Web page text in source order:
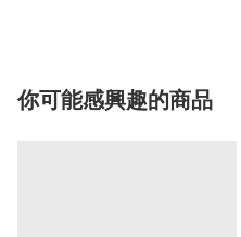
你可能感興趣的商品